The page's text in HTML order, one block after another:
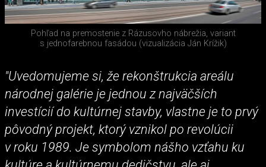
Pohľad na premostenie z Rázusovho nábrežia, variant
s jednofarebnou fasádou (vizualizácia Ján Krížik)
"Uvedomujeme si, že rekonštrukcia areálu
národnej galérie je jednou z najväčších
investícií do kultúrnej stavby, vlastne je to prvý
pôvodný projekt, ktorý vznikol po revolúcii
v roku 1989. Je symbolom nášho vzťahu ku